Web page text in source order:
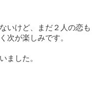
いけど、まだ２人の恋も
次が楽しみです。
ました。